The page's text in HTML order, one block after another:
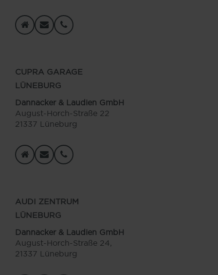
CUPRA GARAGE
LÜNEBURG
Dannacker & Laudien GmbH
August-Horch-Straße 22
21337 Lüneburg
AUDI ZENTRUM
LÜNEBURG
Dannacker & Laudien GmbH
August-Horch-Straße 24,
21337 Lüneburg